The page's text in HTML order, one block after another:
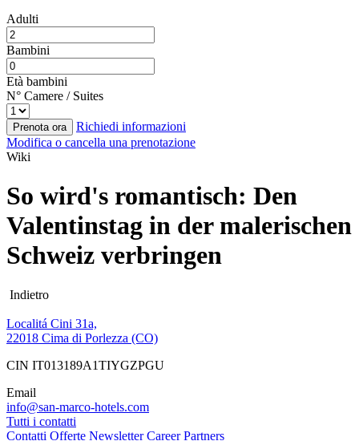
Adulti
Bambini
Età bambini
N° Camere / Suites
Prenota ora
Richiedi informazioni
Modifica o cancella una prenotazione
Wiki
So wird's romantisch: Den
Valentinstag in der malerischen
Schweiz verbringen
Indietro
Localitá Cini 31a,
22018 Cima di Porlezza (CO)
CIN IT013189A1TIYGZPGU
Email
info@san-marco-hotels.com
Tutti i contatti
Contatti Offerte Newsletter Career Partners